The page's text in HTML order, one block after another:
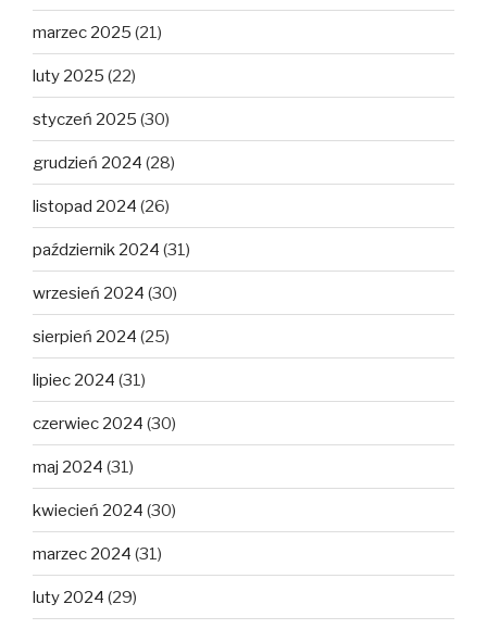
marzec 2025 (21)
luty 2025 (22)
styczeń 2025 (30)
grudzień 2024 (28)
listopad 2024 (26)
październik 2024 (31)
wrzesień 2024 (30)
sierpień 2024 (25)
lipiec 2024 (31)
czerwiec 2024 (30)
maj 2024 (31)
kwiecień 2024 (30)
marzec 2024 (31)
luty 2024 (29)